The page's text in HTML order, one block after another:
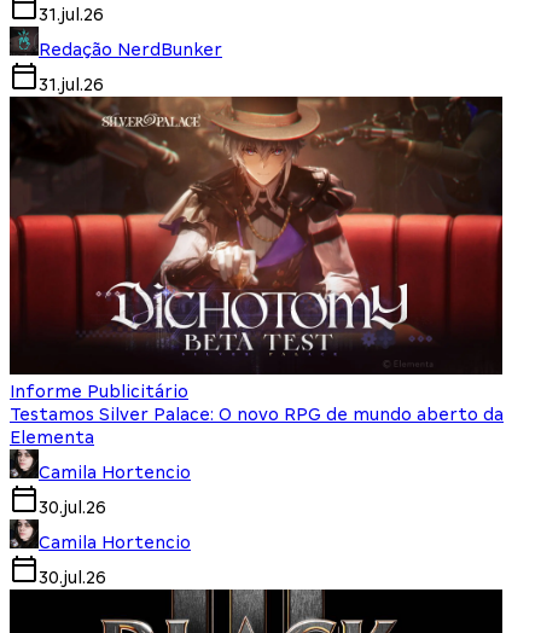
31.jul.26
Redação NerdBunker
31.jul.26
Informe Publicitário
Testamos Silver Palace: O novo RPG de mundo aberto da
Elementa
Camila Hortencio
30.jul.26
Camila Hortencio
30.jul.26